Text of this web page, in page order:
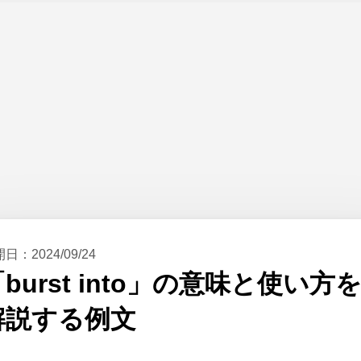
日： 2024/09/24
burst into」の意味と使い方
説する例文